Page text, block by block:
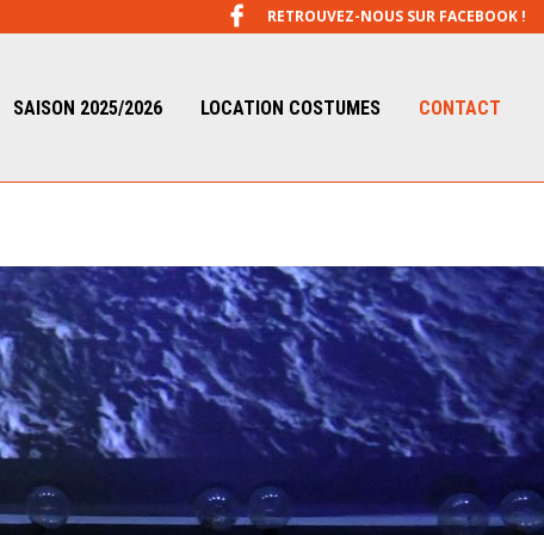
RETROUVEZ-NOUS SUR FACEBOOK !
SAISON 2025/2026 LOCATION COSTUMES CONTACT